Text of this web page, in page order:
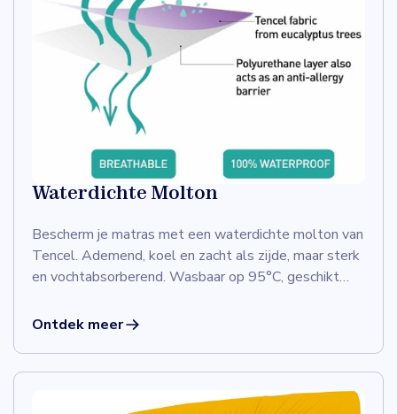
Waterdichte Molton
Bescherm je matras met een waterdichte molton van
Tencel. Ademend, koel en zacht als zijde, maar sterk
en vochtabsorberend. Wasbaar op 95°C, geschikt
Ontdek meer